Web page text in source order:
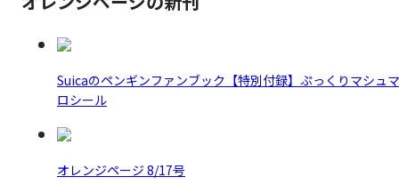
Suicaのペンギンファンブック【特別付録】ぷっくりマシュマ
ロシール
オレンジページ 8/17号